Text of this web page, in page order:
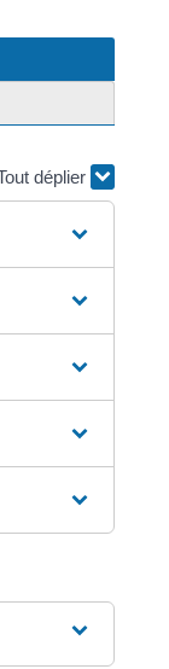
déplier